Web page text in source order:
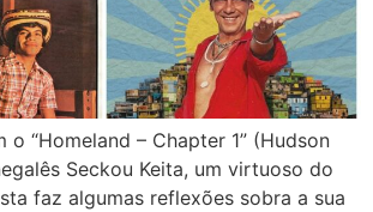
o “Homeland – Chapter 1” (Hudson
Seckou Keita, um virtuoso do
faz algumas reflexões sobra a sua